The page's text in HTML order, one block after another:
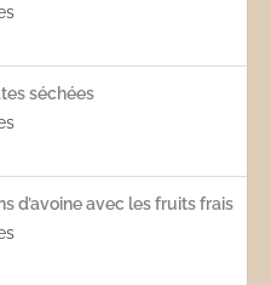
séchées
d’avoine avec les fruits frais